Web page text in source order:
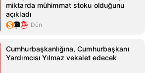
miktarda mühimmat stoku olduğunu
açıkladı
Dün
Cumhurbaşkanlığına, Cumhurbaşkanı
Yardımcısı Yılmaz vekalet edecek